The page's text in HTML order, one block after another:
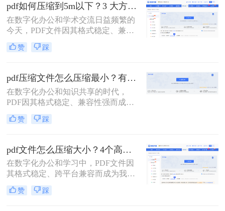
pdf如何压缩到5m以下？3 大方法手把手教，轻松过平台限制！
在数字化办公和学术交流日益频繁的
今天，PDF文件因其格式稳定、兼容
性强而成为我们传递信息的主要载
体。然而，一个棘手的问题常常困扰
电子邮件发送简历、在学术平台提交
论文，还是在微信等即时通讯工具中
分享资料，平台往往对附件大小有严
格限制，最常见的门槛就是5MB。一
个几十兆甚至上百兆的PDF文件，不
仅传输耗时，还可能直接导致发送失
赞 踩
pdf压缩文件怎么压缩最小？有效压缩方法终极指南！
在数字化办公和知识共享的时代，
PDF因其格式稳定、兼容性强而成为
文档传输的首选。然而，庞大的PDF
文件时常为我们带来困扰：邮箱附件
下载耗时、设备存储空间告急。pdf压
缩文件怎么压缩最小，成为许多人迫
切需要的技能。
赞 踩
pdf文件怎么压缩大小？4个高效传输与存储方法详解！
在数字化办公和学习中，PDF文件因
其格式稳定、跨平台兼容而成为我们
日常交流的首选格式。然而，过大的
PDF文件——无论是包含大量高分辨
赞 踩